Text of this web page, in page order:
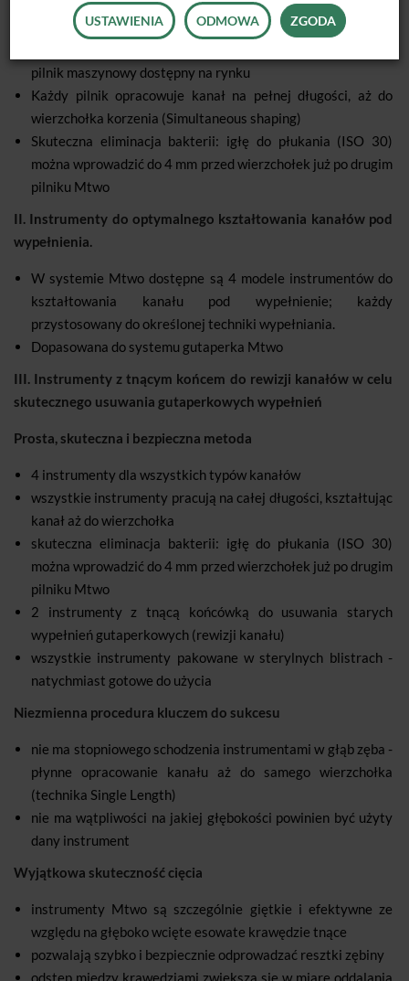
pilnik maszynowy dostępny na rynku
Każdy pilnik opracowuje kanał na pełnej długości, aż do
wierzchołka korzenia (Simultaneous shaping)
Skuteczna eliminacja bakterii: igłę do płukania (ISO 30)
można wprowadzić do 4 mm przed wierzchołek już po drugim
pilniku Mtwo
II. Instrumenty do optymalnego kształtowania kanałów pod
wypełnienia.
W systemie Mtwo dostępne są 4 modele instrumentów do
kształtowania kanału pod wypełnienie; każdy
przystosowany do określonej techniki wypełniania.
Dopasowana do systemu gutaperka Mtwo
III. Instrumenty z tnącym końcem do rewizji kanałów w celu
skutecznego usuwania gutaperkowych wypełnień
Prosta, skuteczna i bezpieczna metoda
4 instrumenty dla wszystkich typów kanałów
wszystkie instrumenty pracują na całej długości, kształtując
kanał aż do wierzchołka
skuteczna eliminacja bakterii: igłę do płukania (ISO 30)
można wprowadzić do 4 mm przed wierzchołek już po drugim
pilniku Mtwo
2 instrumenty z tnącą końcówką do usuwania starych
wypełnień gutaperkowych (rewizji kanału)
wszystkie instrumenty pakowane w sterylnych blistrach -
natychmiast gotowe do użycia
Niezmienna procedura kluczem do sukcesu
nie ma stopniowego schodzenia instrumentami w głąb zęba -
płynne opracowanie kanału aż do samego wierzchołka
(technika Single Length)
nie ma wątpliwości na jakiej głębokości powinien być użyty
dany instrument
Wyjątkowa skuteczność cięcia
instrumenty Mtwo są szczególnie giętkie i efektywne ze
względu na głęboko wcięte esowate krawędzie tnące
pozwalają szybko i bezpiecznie odprowadzać resztki zębiny
odstęp między krawędziami zwiększa się w miarę oddalania
USTAWIENIA ODMOWA ZGODA